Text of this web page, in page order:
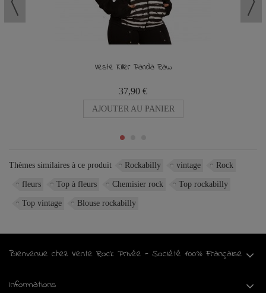
Veste Killer Panda Raw
37,90 €
AJOUTER AU PANIER
Thèmes similaires à ce produit Rockabilly vintage Rock
fleurs Top à fleurs Chemisier rock Top rockabilly
Top vintage Blouse rockabilly
Bienvenue chez Vente Rock Privée - Société 100% Française
Informations